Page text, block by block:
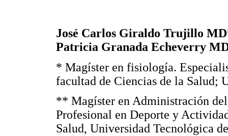
José Carlos Giraldo Trujillo
Patricia Granada Echeverry
* Magíster en fisiología.
facultad de Ciencias de la Salud;
** Magíster en Administración
Profesional en Deporte y
Salud, Universidad Tecnológica